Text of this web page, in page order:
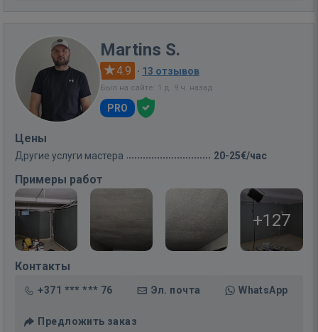
Martins S.
4.9 · 13 отзывов
Был на сайте: 1 д. 9 ч. назад
PRO
Цены
Другие услуги мастера 20-25€/час
Примеры работ
+127
Контакты
+371 *** *** 76 Эл. почта WhatsApp
Предложить заказ